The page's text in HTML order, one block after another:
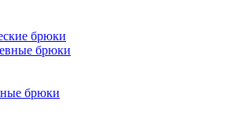
брюки
брюки
брюки